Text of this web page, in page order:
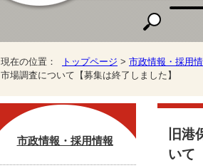
現在の位置： トップページ > 市政情報・採用
市場調査について【募集は終了しました】
旧
いて
市政情報・採用情報